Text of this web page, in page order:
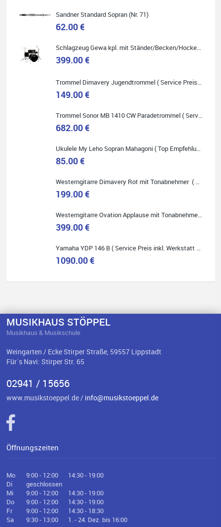
Marie-Luise Mroß
Ich bin super zufrieden mit meiner neuen Ukulele! Einfach am
Freitag vorbeigekommen, eben geklingelt und top beraten
worden. Ich würde den Besuch im Musikgeschäft Stöppel jedem
Onlineshopping vorziehen.
Quelle: Google-Rezension
Klein...aber fein!
Sandner Standard Sopran (Nr. 71)
62.00 €
Schlagzeug Gewa kpl. mit Ständer/Becken/Hocker DER RENNER ! (Service Preis inkl. Werkstatt Service)
399.00 €
Trommel Dimavery Jugendtrommel ( Service Preis inkl. Werkstatt Service )
149.00 €
Trommel Sonor MB 1410 CW Paradetrommel ( Service Preis inkl. Werkstatt Service )
682.00 €
Ukulele My Leho Sopran Mahagoni ( Top Empfehlung ! )
85.00 €
Westerngitarre Dimavery Rot mit Tonabnehmer ( Service Preis inkl. Werkstatt Service )
199.00 €
Westerngitarre Ovation Applause mit Tonabnehmer ( Service Preis inkl. Werkstatt Service )
399.00 €
Yamaha YDP 146 B ( Service Preis inkl. Werkstatt Service )
1090.00 €
MUSIKHAUS STÖPPEL
Musikhaus & Musikschule
Weingarten / Ecke Stirper Straße, 59557 Lippstadt
Für`s Navi: Stirper Str. 65
02941 / 15656
www.musikstoeppel.de / info@musikstoeppel.de
Öffnungszeiten
Mo 9:00 - 12:00
14:30 - 19:00
Di
geschlossen
Mi
9:00 - 12:00
14:30 - 19:00
Do
9:00 - 12:00
14:30 - 19:00
Fr
9:00 - 12:00
14:30 - 18:30
Sa
9:30 - 13:00 1. - 24. Dez. bis 16:00